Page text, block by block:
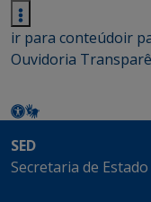
ir para conteúdoir
Ouvidoria
SED
Secretaria de Estado